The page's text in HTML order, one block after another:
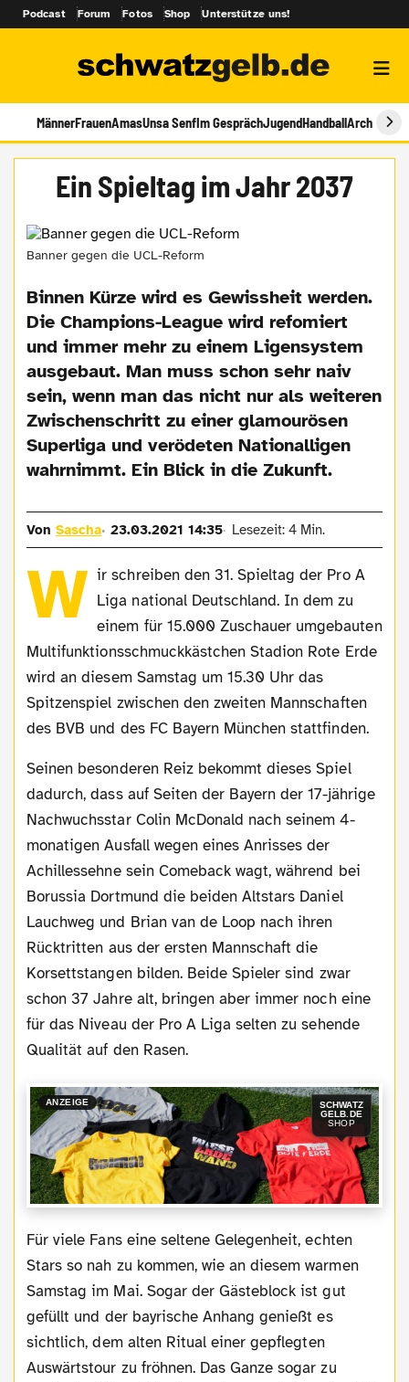
Podcast Forum Fotos Shop Unterstütze uns!
MännerFrauenAmasUnsa SenfIm GesprächJugendHandballArchiv
Ein Spieltag im Jahr 2037
Banner gegen die UCL-Reform
Binnen Kürze wird es Gewissheit werden.
Die Champions-League wird refomiert
und immer mehr zu einem Ligensystem
ausgebaut. Man muss schon sehr naiv
sein, wenn man das nicht nur als weiteren
Zwischenschritt zu einer glamourösen
Superliga und verödeten Nationalligen
wahrnimmt. Ein Blick in die Zukunft.
VonSascha 23.03.2021 14:35 Lesezeit: 4 Min.
W ir schreiben den 31. Spieltag der Pro A
Liga national Deutschland. In dem zu
einem für 15.000 Zuschauer umgebauten
Multifunktionsschmuckkästchen Stadion Rote Erde
wird an diesem Samstag um 15.30 Uhr das
Spitzenspiel zwischen den zweiten Mannschaften
des BVB und des FC Bayern München stattfinden.
Seinen besonderen Reiz bekommt dieses Spiel
dadurch, dass auf Seiten der Bayern der 17-jährige
Nachwuchsstar Colin McDonald nach seinem 4-
monatigen Ausfall wegen eines Anrisses der
Achillessehne sein Comeback wagt, während bei
Borussia Dortmund die beiden Altstars Daniel
Lauchweg und Brian van de Loop nach ihren
Rücktritten aus der ersten Mannschaft die
Korsettstangen bilden. Beide Spieler sind zwar
schon 37 Jahre alt, bringen aber immer noch eine
für das Niveau der Pro A Liga selten zu sehende
Qualität auf den Rasen.
ANZEIGE
SCHWATZ
GELB.DE
SHOP
Für viele Fans eine seltene Gelegenheit, echten
Stars so nah zu kommen, wie an diesem warmen
Samstag im Mai. Sogar der Gästeblock ist gut
gefüllt und der bayrische Anhang genießt es
sichtlich, dem alten Ritual einer gepflegten
Auswärtstour zu fröhnen. Das Ganze sogar zu